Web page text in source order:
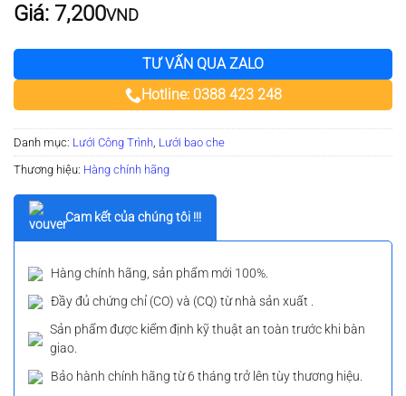
Giá: 7,200VND
TƯ VẤN QUA ZALO
Hotline: 0388 423 248
Cam kết của chúng tôi !!!
Hàng chính hãng, sản phẩm mới 100%.
Đầy đủ chứng chỉ (CO) và (CQ) từ nhà sản xuất .
Sản phẩm được kiểm định kỹ thuật an toàn trước khi bàn
giao.
Bảo hành chính hãng từ 6 tháng trở lên tùy thương hiệu.
Danh mục: Lưới Công Trình, Lưới bao che
Thương hiệu: Hàng chính hãng